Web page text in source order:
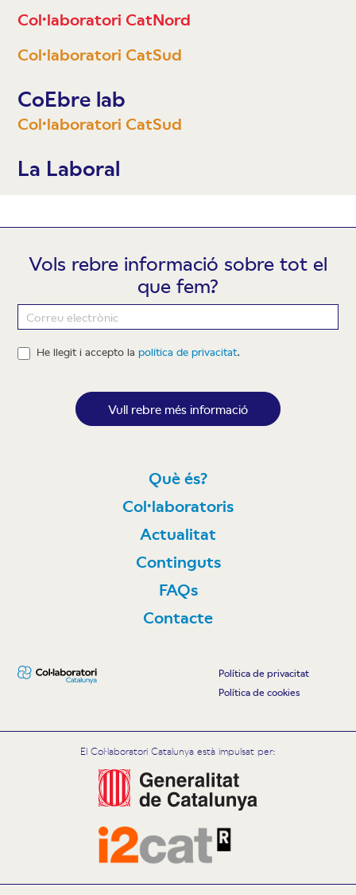
Col·laboratori CatNord
Col·laboratori CatSud
CoEbre lab
Col·laboratori CatSud
La Laboral
Vols rebre informació sobre tot el
que fem?
Newsletter
He llegit i accepto lapolítica de privacitat.
Vull rebre més informació
Què és?
Col·laboratoris
Actualitat
Continguts
FAQs
Contacte
Política de privacitat
Política de cookies
El Col·laboratori Catalunya està impulsat per: